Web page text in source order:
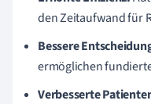
den Zeitaufwand für
Bessere
ermöglichen
Verbesserte